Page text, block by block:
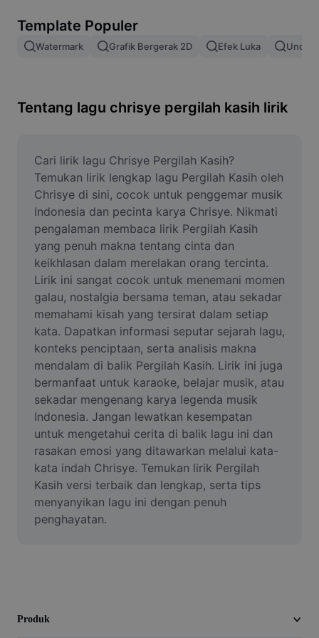
Gabung gambar
Ubah Ukuran Gambar
Pembuat Meme
AI Text Remover
AI People Remover
AI Inpainting
Face Cutout
Video
Hapus latar belakang video
Tingkatkan kualitas
Editor Video
Pangkas Video
Tambahkan Subtitle ke Video
Konverter Video
Template Populer
Watermark Grafik Bergerak 2D Efek Luka Unduh
Tentang lagu chrisye pergilah kasih lirik
Cari lirik lagu Chrisye Pergilah Kasih?
Temukan lirik lengkap lagu Pergilah Kasih oleh
Chrisye di sini, cocok untuk penggemar musik
Indonesia dan pecinta karya Chrisye. Nikmati
pengalaman membaca lirik Pergilah Kasih
yang penuh makna tentang cinta dan
keikhlasan dalam merelakan orang tercinta.
Lirik ini sangat cocok untuk menemani momen
galau, nostalgia bersama teman, atau sekadar
memahami kisah yang tersirat dalam setiap
kata. Dapatkan informasi seputar sejarah lagu,
konteks penciptaan, serta analisis makna
mendalam di balik Pergilah Kasih. Lirik ini juga
bermanfaat untuk karaoke, belajar musik, atau
sekadar mengenang karya legenda musik
Indonesia. Jangan lewatkan kesempatan
untuk mengetahui cerita di balik lagu ini dan
rasakan emosi yang ditawarkan melalui kata-
kata indah Chrisye. Temukan lirik Pergilah
Kasih versi terbaik dan lengkap, serta tips
menyanyikan lagu ini dengan penuh
penghayatan.
Produk